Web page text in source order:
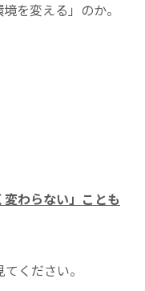
を変える」のか。
わらない」ことも
ください。